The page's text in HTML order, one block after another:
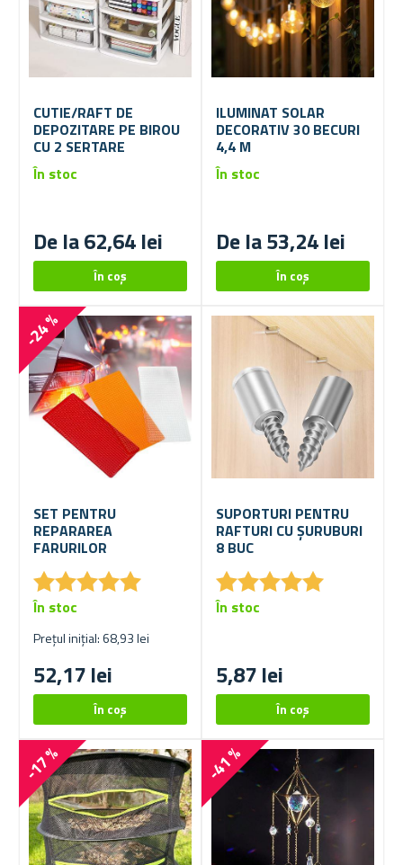
CUTIE/RAFT DE
DEPOZITARE PE BIROU
CU 2 SERTARE
De la 62,64 lei
În stoc
ILUMINAT SOLAR
DECORATIV 30 BECURI
4,4 M
De la 53,24 lei
În stoc
-24 %
SET PENTRU
REPARAREA
FARURILOR
★★★★★
★★★★★
Prețul inițial: 68,93 lei
52,17 lei
În stoc
SUPORTURI PENTRU
RAFTURI CU ȘURUBURI
8 BUC
★★★★★
★★★★★
5,87 lei
În stoc
-17 % -41 %